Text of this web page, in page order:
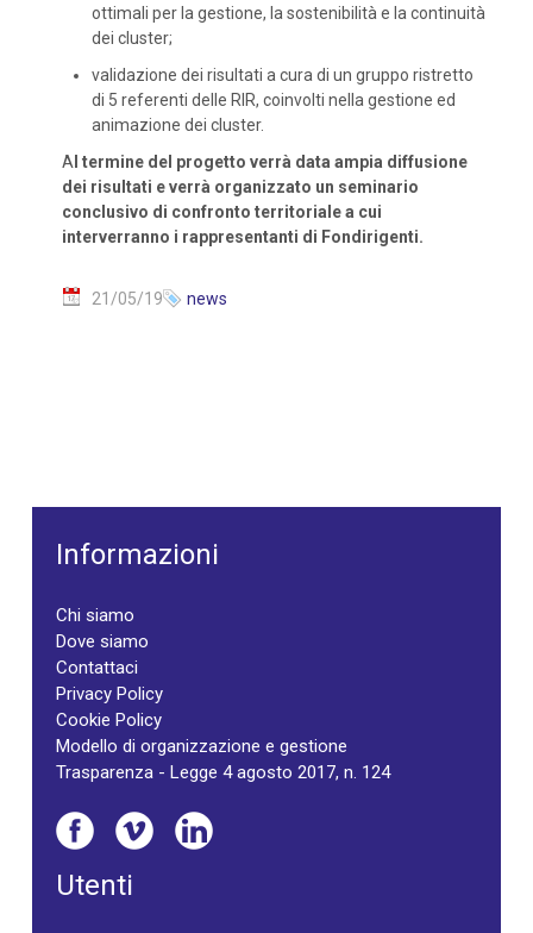
ottimali per la gestione, la sostenibilità e la continuità
dei cluster;
validazione dei risultati a cura di un gruppo ristretto
di 5 referenti delle RIR, coinvolti nella gestione ed
animazione dei cluster.
A l termine del progetto verrà data ampia diffusione
dei risultati e verrà organizzato un seminario
conclusivo di confronto territoriale a cui
interverranno i rappresentanti di Fondirigenti.
21/05/19 news
Informazioni
Chi siamo
Dove siamo
Contattaci
Privacy Policy
Cookie Policy
Modello di organizzazione e gestione
Trasparenza - Legge 4 agosto 2017, n. 124
Utenti